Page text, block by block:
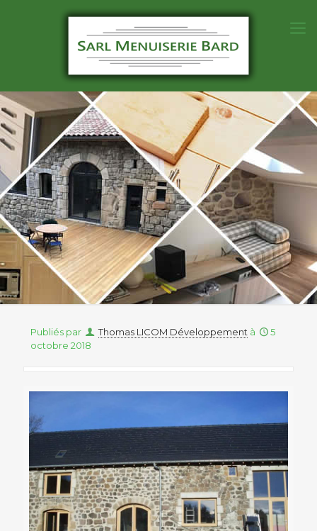
Publiés par Thomas LICOM Développement à
5
octobre 2018